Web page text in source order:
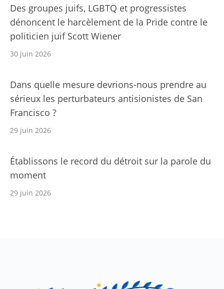
Des groupes juifs, LGBTQ et progressistes
dénoncent le harcèlement de la Pride contre le
politicien juif Scott Wiener
30 juin 2026
Dans quelle mesure devrions-nous prendre au
sérieux les perturbateurs antisionistes de San
Francisco ?
29 juin 2026
Établissons le record du détroit sur la parole du
moment
29 juin 2026